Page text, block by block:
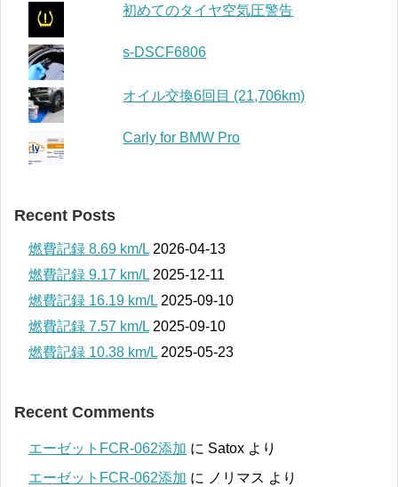
初めてのタイヤ空気圧警告
s-DSCF6806
オイル交換6回目 (21,706km)
Carly for BMW Pro
Recent Posts
燃費記録 8.69 km/L 2026-04-13
燃費記録 9.17 km/L 2025-12-11
燃費記録 16.19 km/L 2025-09-10
燃費記録 7.57 km/L 2025-09-10
燃費記録 10.38 km/L 2025-05-23
Recent Comments
エーゼットFCR-062添加 に Satox より
エーゼットFCR-062添加 に ノリマス より